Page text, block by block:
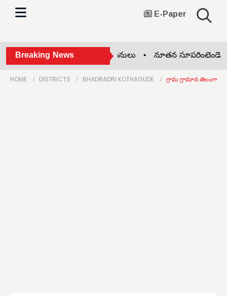
E-Paper
Breaking News
76 లక్షల నిధులతో డ్రైనేజి పనులు • నూతన
HOME DISTRICTS BHADRADRI KOTHAGUDE గ్రామ గ్రామాన తెలంగాణ